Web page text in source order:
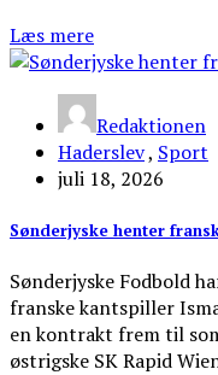
Læs mere
Redaktionen
Haderslev, Sport
juli 18, 2026
Sønderjyske henter
Sønderjyske Fodbold
franske kantspiller
en kontrakt frem til
østrigske SK Rapid